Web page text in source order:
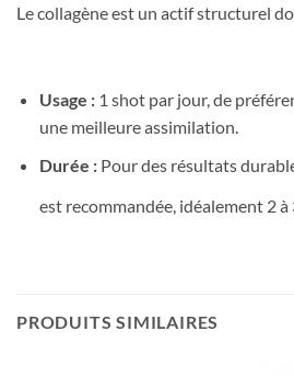
Le collagène est un actif structurel
Usage :1 shot par jour, de
une meilleure assimilation.
Durée :Pour des résultats
est recommandée, idéalement 2 à
PRODUITS SIMILAIRES